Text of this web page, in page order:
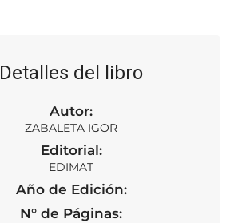
Detalles del libro
Autor:
ZABALETA IGOR
Editorial:
EDIMAT
Año de Edición:
N° de Páginas: